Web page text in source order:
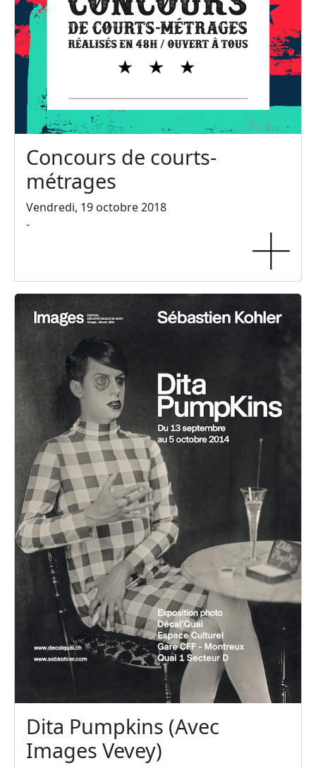
Concours de courts-
métrages
Vendredi, 19 octobre 2018
-
Dita Pumpkins (Avec
Images Vevey)